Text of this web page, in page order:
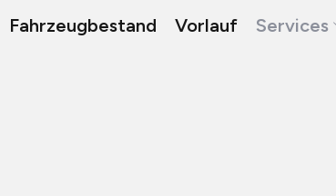
Fahrzeugbestand Vorlauf Services